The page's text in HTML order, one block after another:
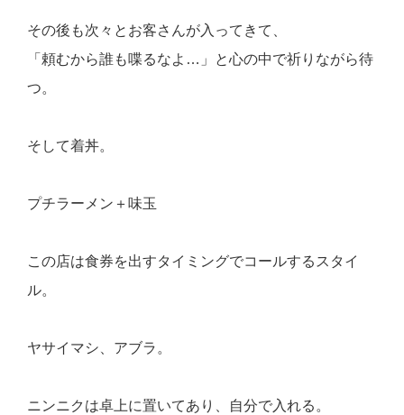
その後も次々とお客さんが入ってきて、
「頼むから誰も喋るなよ…」と心の中で祈りながら待
つ。
そして着丼。
プチラーメン＋味玉
この店は食券を出すタイミングでコールするスタイ
ル。
ヤサイマシ、アブラ。
ニンニクは卓上に置いてあり、自分で入れる。